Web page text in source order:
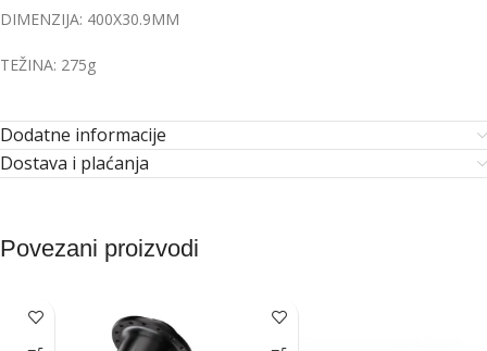
DIMENZIJA: 400X30.9MM
TEŽINA: 275g
Dodatne informacije
Dostava i plaćanja
Povezani proizvodi